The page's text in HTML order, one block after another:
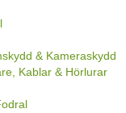
& Kameraskydd
Kablar & Hörlurar